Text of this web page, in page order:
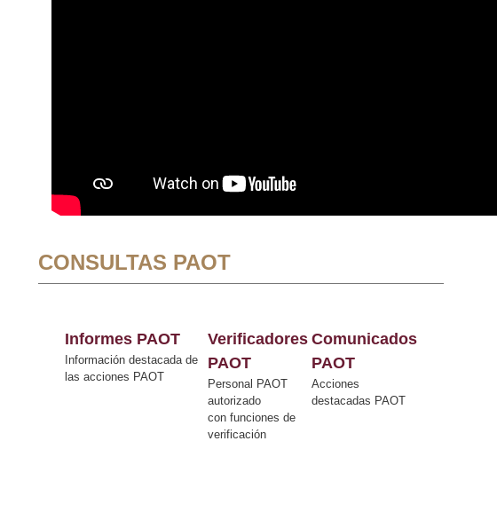
CONSULTAS PAOT
Informes PAOT
Información destacada de
las acciones PAOT
Verificadores
PAOT
Personal PAOT
autorizado
con funciones de
verificación
Comunicados
PAOT
Acciones
destacadas PAOT